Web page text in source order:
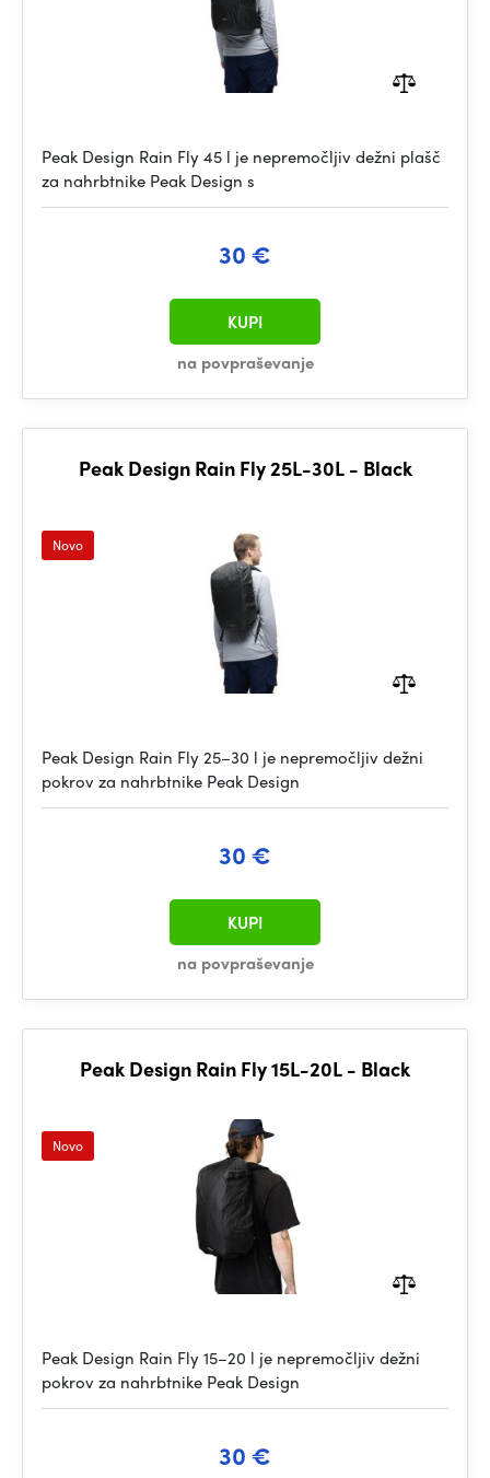
Peak Design Rain Fly 45 l je nepremočljiv dežni plašč
za nahrbtnike Peak Design s
30 €
na povpraševanje
KUPI
Peak Design Rain Fly 25L-30L - Black
Novo
Peak Design Rain Fly 25–30 l je nepremočljiv dežni
pokrov za nahrbtnike Peak Design
30 €
na povpraševanje
KUPI
Peak Design Rain Fly 15L-20L - Black
Novo
Peak Design Rain Fly 15–20 l je nepremočljiv dežni
pokrov za nahrbtnike Peak Design
30 €